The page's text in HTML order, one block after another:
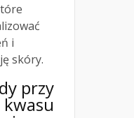
i
skóry.
przy